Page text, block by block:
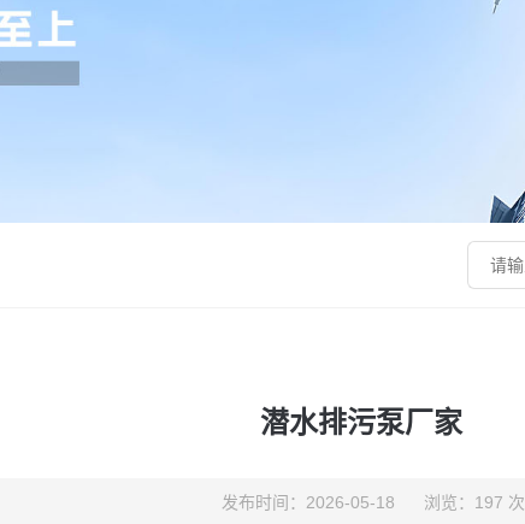
潜水排污泵厂家
发布时间：2026-05-18 浏览：197 次